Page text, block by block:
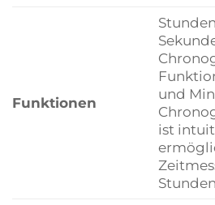
Funktionen
und
ist